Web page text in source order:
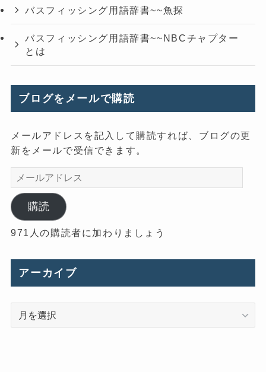
バスフィッシング用語辞書~~魚探
バスフィッシング用語辞書~~NBCチャプター
とは
ブログをメールで購読
メールアドレスを記入して購読すれば、ブログの更
新をメールで受信できます。
ー
ル
ア
ド
ス
購読
971人の購読者に加わりましょう
アーカイブ